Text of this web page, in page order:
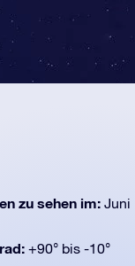
zu sehen im: Juni
+90° bis -10°